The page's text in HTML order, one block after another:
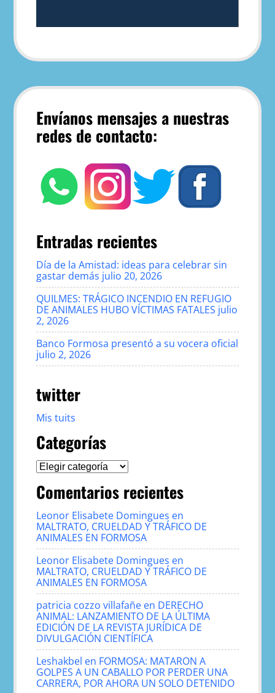
Envíanos mensajes a nuestras
redes de contacto:
Entradas recientes
Día de la Amistad: ideas para celebrar sin
gastar demás julio 20, 2026
QUILMES: TRÁGICO INCENDIO EN REFUGIO
DE ANIMALES HUBO VÍCTIMAS FATALES julio
2, 2026
Banco Formosa presentó a su vocera oficial
julio 2, 2026
twitter
Mis tuits
Categorías
Categorías
Comentarios recientes
Leonor Elisabete Domingues en
MALTRATO, CRUELDAD Y TRÁFICO DE
ANIMALES EN FORMOSA
Leonor Elisabete Domingues en
MALTRATO, CRUELDAD Y TRÁFICO DE
ANIMALES EN FORMOSA
patricia cozzo villafañe en DERECHO
ANIMAL: LANZAMIENTO DE LA ÚLTIMA
EDICIÓN DE LA REVISTA JURÍDICA DE
DIVULGACIÓN CIENTÍFICA
Leshakbel en FORMOSA: MATARON A
GOLPES A UN CABALLO POR PERDER UNA
CARRERA, POR AHORA UN SOLO DETENIDO